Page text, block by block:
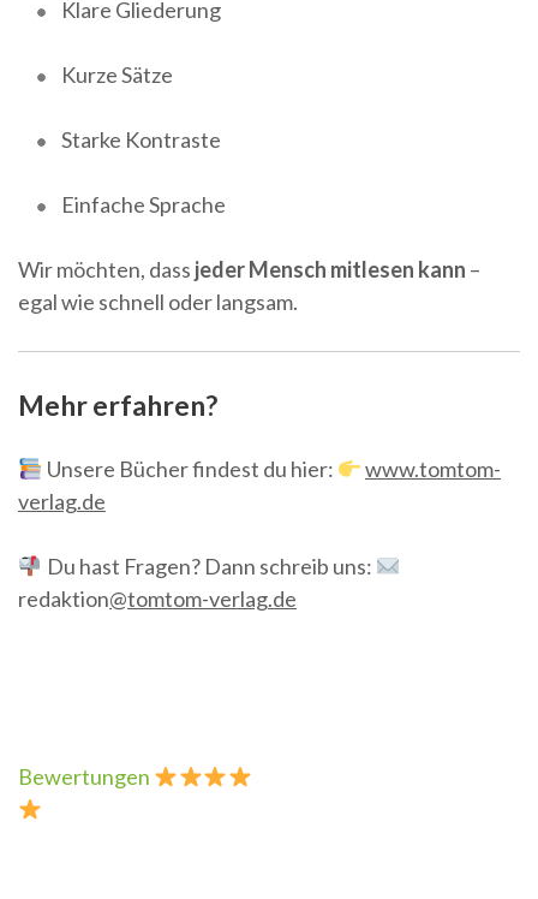
Klare Gliederung
Kurze Sätze
Starke Kontraste
Einfache Sprache
Wir möchten, dass jeder Mensch mitlesen kann –
egal wie schnell oder langsam.
Mehr erfahren?
Unsere Bücher findest du hier:
www.tomtom-
verlag.de
Du hast Fragen? Dann schreib uns:
redaktion@tomtom-verlag.de
Beitragsnavigation
Bewertungen